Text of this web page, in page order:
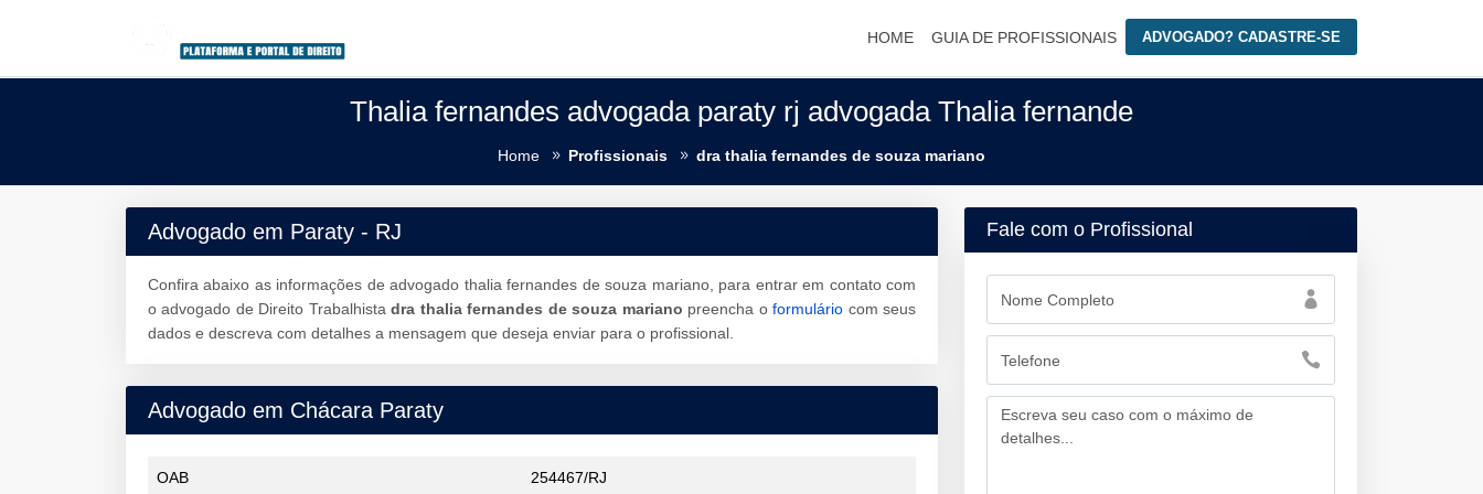
HOME GUIA DE PROFISSIONAIS ADVOGADO? CADASTRE-SE
Thalia fernandes advogada paraty rj advogada Thalia fernande
Home Profissionais dra thalia fernandes de souza mariano
Advogado em Paraty - RJ
Confira abaixo as informações de advogado thalia fernandes de souza mariano, para entrar em contato com
o advogado de Direito Trabalhistadra thalia fernandes de souza mariano preencha oformulário com seus
dados e descreva com detalhes a mensagem que deseja enviar para o profissional.
Advogado em Chácara Paraty
OAB 254467/RJ
Fale com o Profissional